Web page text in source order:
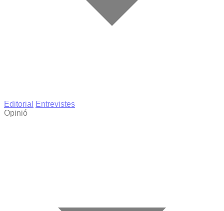
Editorial
Entrevistes
Opinió